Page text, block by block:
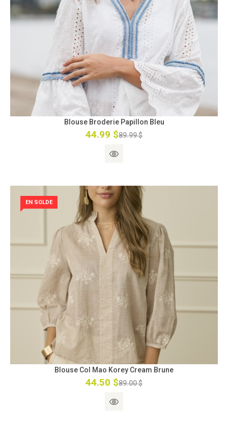
Blouse Broderie Papillon Bleu
44.99 $89.99 $
EN SOLDE
Blouse Col Mao Korey Cream Brune
44.50 $89.00 $